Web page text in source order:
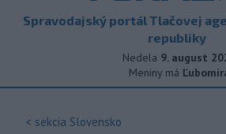
Spravodajský portál Tlačovej
republiky
Nedela 9. august
Meniny má
< sekcia Slovensko